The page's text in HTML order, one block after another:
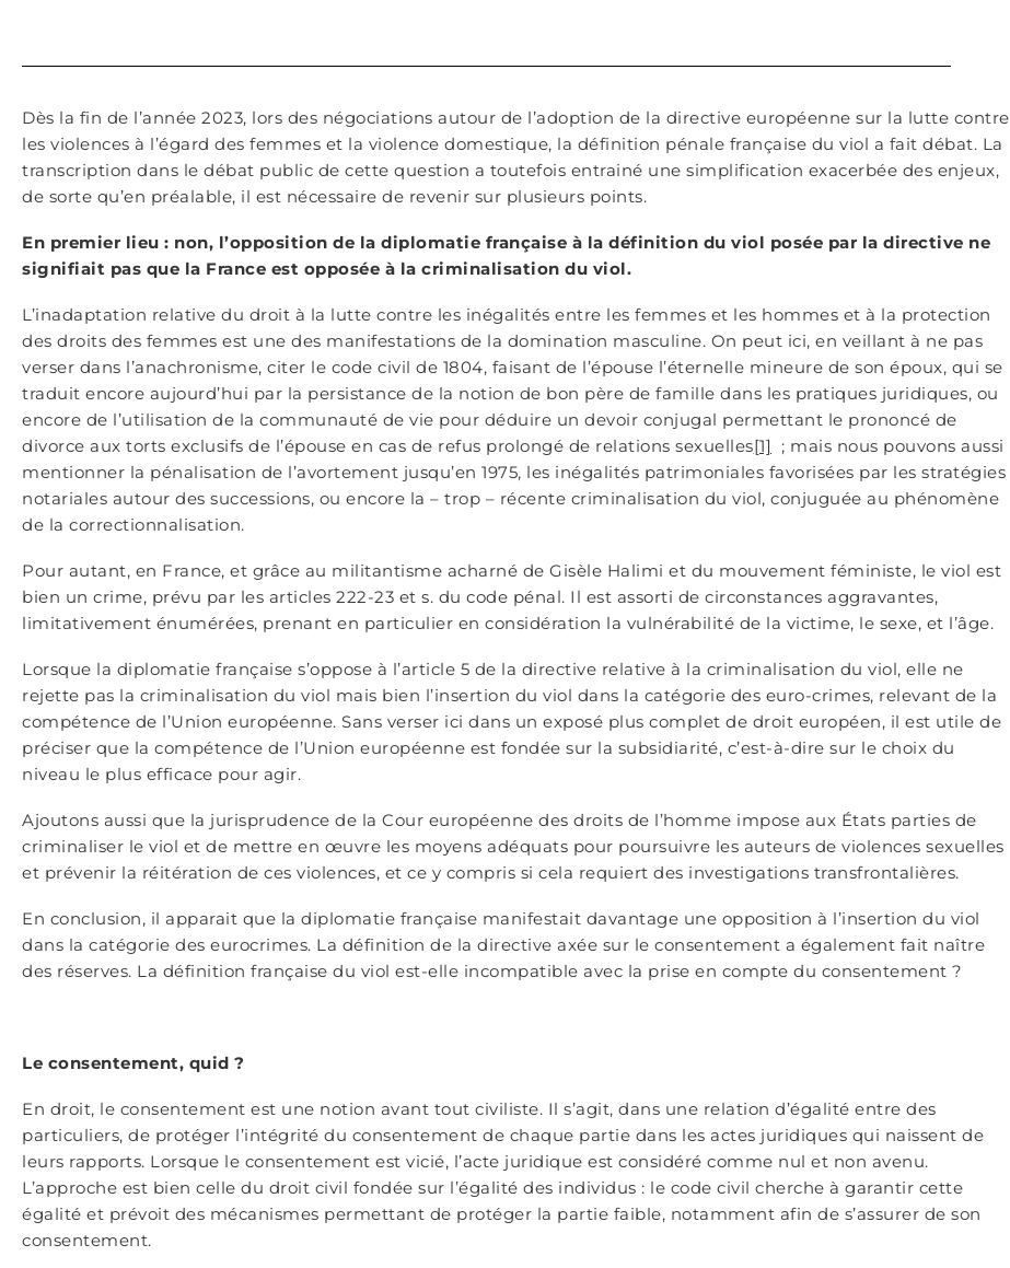
Dès la fin de l’année 2023, lors des négociations autour de l’adoption de la directive européenne sur la lutte contre
les violences à l’égard des femmes et la violence domestique, la définition pénale française du viol a fait débat. La
transcription dans le débat public de cette question a toutefois entrainé une simplification exacerbée des enjeux,
de sorte qu’en préalable, il est nécessaire de revenir sur plusieurs points.
En premier lieu : non, l’opposition de la diplomatie française à la définition du viol posée par la directive ne
signifiait pas que la France est opposée à la criminalisation du viol.
L’inadaptation relative du droit à la lutte contre les inégalités entre les femmes et les hommes et à la protection
des droits des femmes est une des manifestations de la domination masculine. On peut ici, en veillant à ne pas
verser dans l’anachronisme, citer le code civil de 1804, faisant de l’épouse l’éternelle mineure de son époux, qui se
traduit encore aujourd’hui par la persistance de la notion de bon père de famille dans les pratiques juridiques, ou
encore de l’utilisation de la communauté de vie pour déduire un devoir conjugal permettant le prononcé de
divorce aux torts exclusifs de l’épouse en cas de refus prolongé de relations sexuelles[1]
; mais nous pouvons aussi
mentionner la pénalisation de l’avortement jusqu’en 1975, les inégalités patrimoniales favorisées par les stratégies
notariales autour des successions, ou encore la – trop – récente criminalisation du viol, conjuguée au phénomène
de la correctionnalisation.
Pour autant, en France, et grâce au militantisme acharné de Gisèle Halimi et du mouvement féministe, le viol est
bien un crime, prévu par les articles 222-23 et s. du code pénal. Il est assorti de circonstances aggravantes,
limitativement énumérées, prenant en particulier en considération la vulnérabilité de la victime, le sexe, et l’âge.
Lorsque la diplomatie française s’oppose à l’article 5 de la directive relative à la criminalisation du viol, elle ne
rejette pas la criminalisation du viol mais bien l’insertion du viol dans la catégorie des euro-crimes, relevant de la
compétence de l’Union européenne. Sans verser ici dans un exposé plus complet de droit européen, il est utile de
préciser que la compétence de l’Union européenne est fondée sur la subsidiarité, c’est-à-dire sur le choix du
niveau le plus efficace pour agir.
Ajoutons aussi que la jurisprudence de la Cour européenne des droits de l’homme impose aux États parties de
criminaliser le viol et de mettre en œuvre les moyens adéquats pour poursuivre les auteurs de violences sexuelles
et prévenir la réitération de ces violences, et ce y compris si cela requiert des investigations transfrontalières.
En conclusion, il apparait que la diplomatie française manifestait davantage une opposition à l’insertion du viol
dans la catégorie des eurocrimes. La définition de la directive axée sur le consentement a également fait naître
des réserves. La définition française du viol est-elle incompatible avec la prise en compte du consentement ?
Le consentement, quid ?
En droit, le consentement est une notion avant tout civiliste. Il s’agit, dans une relation d’égalité entre des
particuliers, de protéger l’intégrité du consentement de chaque partie dans les actes juridiques qui naissent de
leurs rapports. Lorsque le consentement est vicié, l’acte juridique est considéré comme nul et non avenu.
L’approche est bien celle du droit civil fondée sur l’égalité des individus : le code civil cherche à garantir cette
égalité et prévoit des mécanismes permettant de protéger la partie faible, notamment afin de s’assurer de son
consentement.